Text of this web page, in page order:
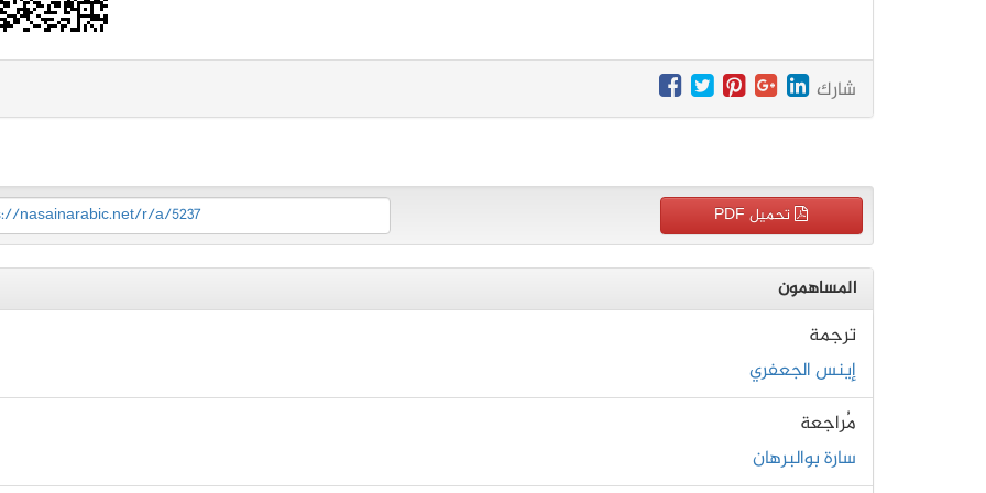
شارك
تحميل PDF nasainarabic.net/r/a/5237
المساهمون
ترجمة
إينس الجعفري
مُراجعة
سارة بوالبرهان